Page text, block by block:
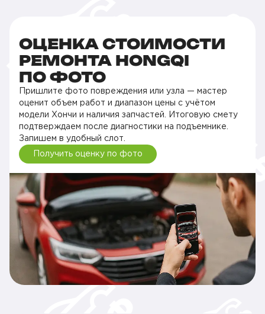
ОЦЕНКА СТОИМОСТИ
РЕМОНТА HONGQI
ПО ФОТО
Пришлите фото повреждения или узла — мастер
оценит объем работ и диапазон цены с учётом
модели Хончи и наличия запчастей. Итоговую смету
подтверждаем после диагностики на подъемнике.
Запишем в удобный слот.
Получить оценку по фото